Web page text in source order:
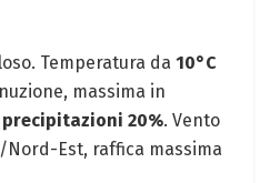
Temperatura da 10°C
massima in
precipitazioni 20%. Vento
Est, raffica massima